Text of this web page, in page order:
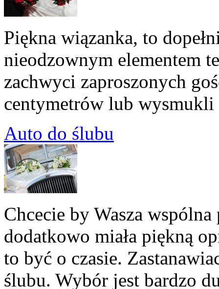
Piękna wiązanka, to
nieodzownym elementem
zachwyci zaproszonych
centymetrów lub wysmukli
Auto do ślubu
Chcecie by Wasza
dodatkowo miała piękną
to być o czasie.
ślubu. Wybór jest bardzo